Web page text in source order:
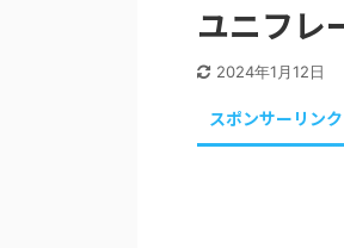
ユニフレ
2024年1月12日
スポンサーリンク